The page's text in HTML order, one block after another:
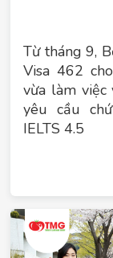
Từ tháng 9,
Visa 462
vừa làm việc
yêu cầu
IELTS 4.5